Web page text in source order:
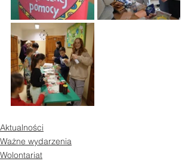
Aktualności
Ważne wydarzenia
Wolontariat